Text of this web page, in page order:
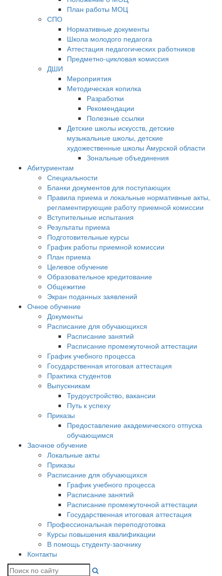
План работы МОЦ
СПО
Нормативные документы
Школа молодого педагога
Аттестация педагогических работников
Предметно-цикловая комиссия
ДШИ
Мероприятия
Методическая копилка
Разработки
Рекомендации
Полезные ссылки
Детские школы искусств, детские
музыкальные школы, детские
художественные школы Амурской области
Зональные объединения
Абитуриентам
Специальности
Бланки документов для поступающих
Правила приема и локальные нормативные акты,
регламентирующие работу приемной комиссии
Вступительные испытания
Результаты приема
Подготовительные курсы
График работы приемной комиссии
План приема
Целевое обучение
Образовательное кредитование
Общежитие
Экран поданных заявлений
Очное обучение
Документы
Расписание для обучающихся
Расписание занятий
Расписание промежуточной аттестации
График учебного процесса
Государственная итоговая аттестация
Практика студентов
Выпускникам
Трудоустройство, вакансии
Путь к успеху
Приказы
Предоставление академического отпуска
обучающимся
Заочное обучение
Локальные акты
Приказы
Расписание для обучающихся
График учебного процесса
Расписание занятий
Расписание промежуточной аттестации
Государственная итоговая аттестация
Профессиональная переподготовка
Курсы повышения квалификации
В помощь студенту-заочнику
Контакты